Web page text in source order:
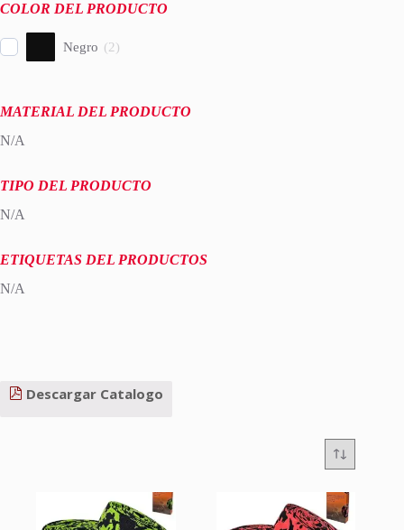
Descargar Catalogo
COLOR DEL PRODUCTO
Negro (2 )
MATERIAL DEL PRODUCTO
N/A
TIPO DEL PRODUCTO
N/A
ETIQUETAS DEL PRODUCTOS
N/A